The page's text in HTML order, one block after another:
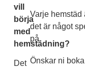
vill
börja
med
hemstädning?
Det
Varje hemstäd
det är något
på.
Önskar ni